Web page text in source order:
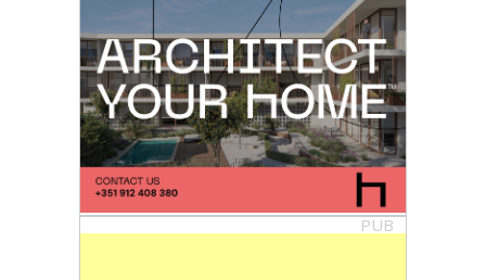
PUB